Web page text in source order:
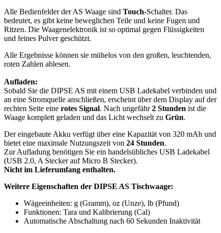
Alle Bedienfelder der AS Waage sind Touch-Schalter. Das
bedeutet, es gibt keine beweglichen Teile und keine Fugen und
Ritzen. Die Waagenelektronik ist so optimal gegen Flüssigkeiten
und feines Pulver geschützt.
Alle Ergebnisse können sie mühelos von den großen, leuchtenden,
roten Zahlen ablesen.
Aufladen:
Sobald Sie die DIPSE AS mit einem USB Ladekabel verbinden und
an eine Stromquelle anschließen, erscheint über dem Display auf der
rechten Seite eine rotes Signal. Nach ungefähr2 Stunden ist die
Waage komplett geladen und das Licht wechselt zu Grün.
Der eingebaute Akku verfügt über eine Kapazität von 320 mAh und
bietet eine maximale Nutzungszeit von 24 Stunden.
Zur Aufladung benötigen Sie ein handelsübliches USB Ladekabel
(USB 2.0, A Stecker auf Micro B Stecker).
Nicht im Lieferumfang enthalten.
Weitere Eigenschaften der DIPSE AS Tischwaage:
Wägeeinheiten: g (Gramm), oz (Unze), lb (Pfund)
Funktionen: Tara und Kalibrierung (Cal)
Automatische Abschaltung nach 60 Sekunden Inaktivität